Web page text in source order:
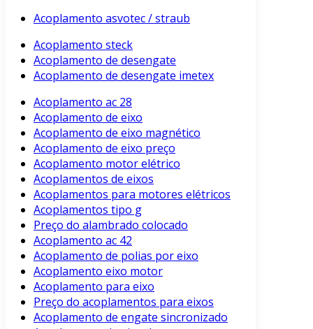
Acoplamento asvotec / straub
Acoplamento steck
Acoplamento de desengate
Acoplamento de desengate imetex
Acoplamento ac 28
Acoplamento de eixo
Acoplamento de eixo magnético
Acoplamento de eixo preço
Acoplamento motor elétrico
Acoplamentos de eixos
Acoplamentos para motores elétricos
Acoplamentos tipo g
Preço do alambrado colocado
Acoplamento ac 42
Acoplamento de polias por eixo
Acoplamento eixo motor
Acoplamento para eixo
Preço do acoplamentos para eixos
Acoplamento de engate sincronizado